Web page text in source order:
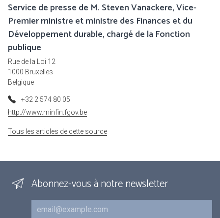
Service de presse de M. Steven Vanackere, Vice-
Premier ministre et ministre des Finances et du
Développement durable, chargé de la Fonction
publique
Rue de la Loi 12
1000 Bruxelles
Belgique
+32 2 574 80 05
http://www.minfin.fgov.be
Tous les articles de cette source
Abonnez-vous à notre newsletter
Courriel